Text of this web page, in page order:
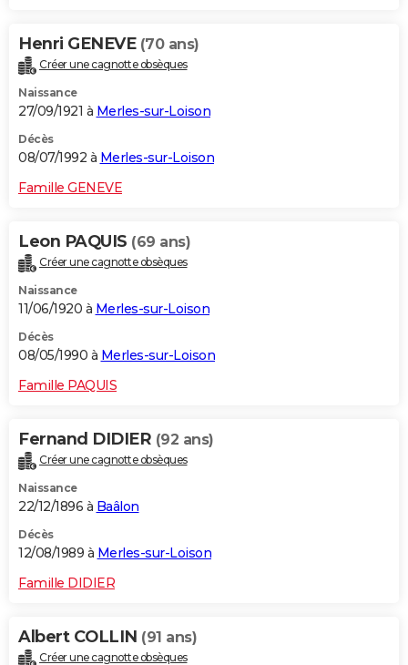
Henri GENEVE (70 ans)
Créer une cagnotte obsèques
Naissance
27/09/1921 à Merles-sur-Loison
Décès
08/07/1992 à Merles-sur-Loison
Famille GENEVE
Leon PAQUIS (69 ans)
Créer une cagnotte obsèques
Naissance
11/06/1920 à Merles-sur-Loison
Décès
08/05/1990 à Merles-sur-Loison
Famille PAQUIS
Fernand DIDIER (92 ans)
Créer une cagnotte obsèques
Naissance
22/12/1896 à Baâlon
Décès
12/08/1989 à Merles-sur-Loison
Famille DIDIER
Albert COLLIN (91 ans)
Créer une cagnotte obsèques